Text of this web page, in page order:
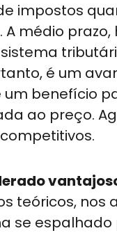
impostos
médio
é um
benefício
ao preço.
teóricos, nos
se